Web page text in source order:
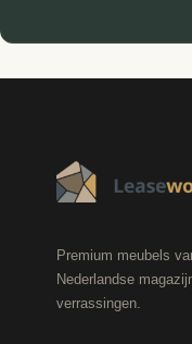
Premium meubels
Nederlandse
verrassingen.